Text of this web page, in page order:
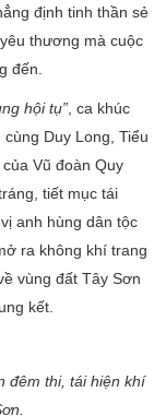
định tinh thần sẻ
thương mà cuộc
đến.
hội tụ”, ca khúc
Duy Long, Tiểu
Vũ đoàn Quy
tiết mục tái
anh hùng dân tộc
ra không khí trang
vùng đất Tây Sơn
kết.
đêm thi, tái hiện khí